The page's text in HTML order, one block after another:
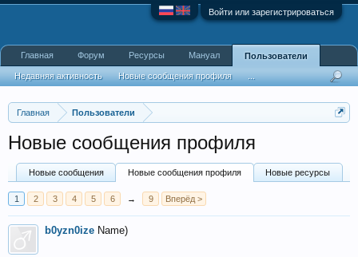
Войти или зарегистрироваться
Главная Пользователи
Новые сообщения профиля
Новые сообщения Новые сообщения профиля Новые ресурсы
1 2 3 4 5 6 → 9 Вперёд >
b0yzn0ize Name)
Главная Форум Ресурсы Мануал Пользователи
Недавняя активность Новые сообщения профиля